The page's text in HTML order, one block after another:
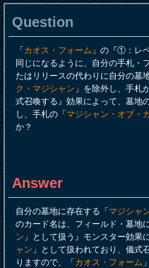
Question
「 カオス・フォーム 」の『①：レ
同じになるように、自分の手札・
たはリリースの代わりに自分の墓
ク・マジシャン 」を除外し、手札
式召喚する』効果によって、墓地
し、手札の「 マジシャン・オブ・
か？
Answer
自分の墓地に存在する「 マジシャ
のカード名は、フィールド・墓地
ン 」として扱う』モンスター効果
ャン 」として扱われており、儀式
りますので、「 カオス・フォーム